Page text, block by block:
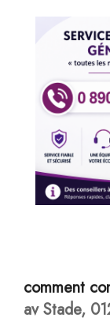
comment
av Stade,